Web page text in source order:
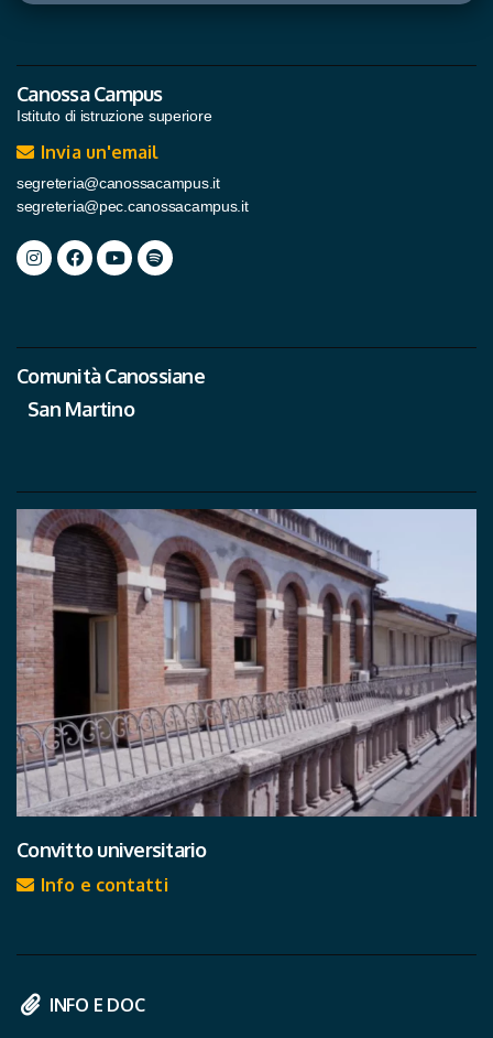
Canossa Campus
Istituto di istruzione superiore
Invia un'email
segreteria@canossacampus.it
segreteria@pec.canossacampus.it
Comunità Canossiane
San Martino
Convitto universitario
Info e contatti
INFO E DOC